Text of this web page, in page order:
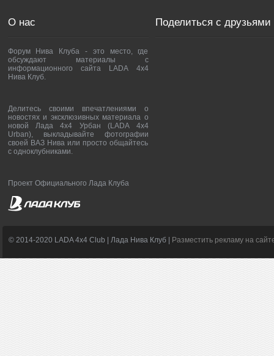
О нас
Форум Нива Клуба - это место, где
обсуждают материалы с
информационного сайта LADA 4x4
Нива Клуб.
Делитесь своими впечатлениями о
новостях и эксклюзивных материала о
новой Лада 4х4 Урбан (LADA 4x4
Urban), выкладывайте фотографии
своей ВАЗ Нива или просто общайтесь
с одноклубниками.
Проект Официального Лада Клуба
Поделиться с друзьями
© 2014-2020 LADA 4x4 Club | Лада Нива Клуб | Разместить рекламу на